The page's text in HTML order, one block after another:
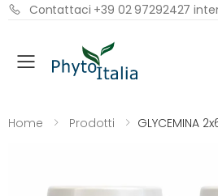
Contattaci +39 02 97292427
Menu
Home Prodotti GLYCEMINA